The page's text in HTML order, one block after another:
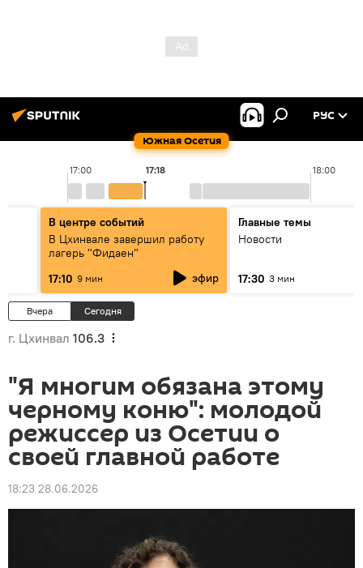
Южная Осетия
РУС
17:00 18:00
17:18
В центре событий
В Цхинвале завершил работу
лагерь "Фидаен"
17:10 9 мин эфир
Главные темы
Новости
17:30 3 мин
Вчера Сегодня
г. Цхинвал 106.3
"Я многим обязана этому
черному коню": молодой
режиссер из Осетии о
своей главной работе
18:23 28.06.2026